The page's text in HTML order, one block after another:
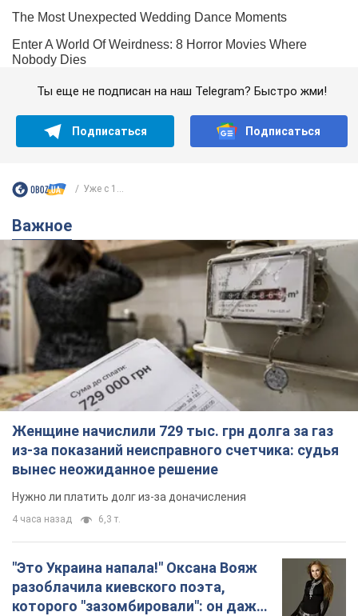
Ты еще не подписан на наш Telegram? Быстро жми!
Подписаться Подписаться
Уже с 1...
Важное
Женщине начислили 729 тыс. грн долга за газ
из-за показаний неисправного счетчика: судья
вынес неожиданное решение
Нужно ли платить долг из-за доначисления
4 часа назад 6,3 т.
"Это Украина напала!" Оксана Вояж
разоблачила киевского поэта,
которого "зазомбировали": он даже